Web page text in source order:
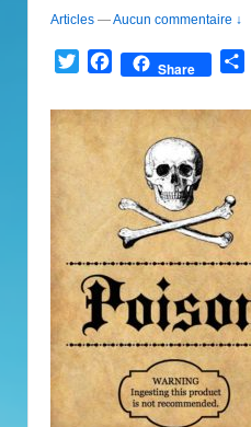
Articles —Aucun commentaire ↓
TwitterFacebook
Share